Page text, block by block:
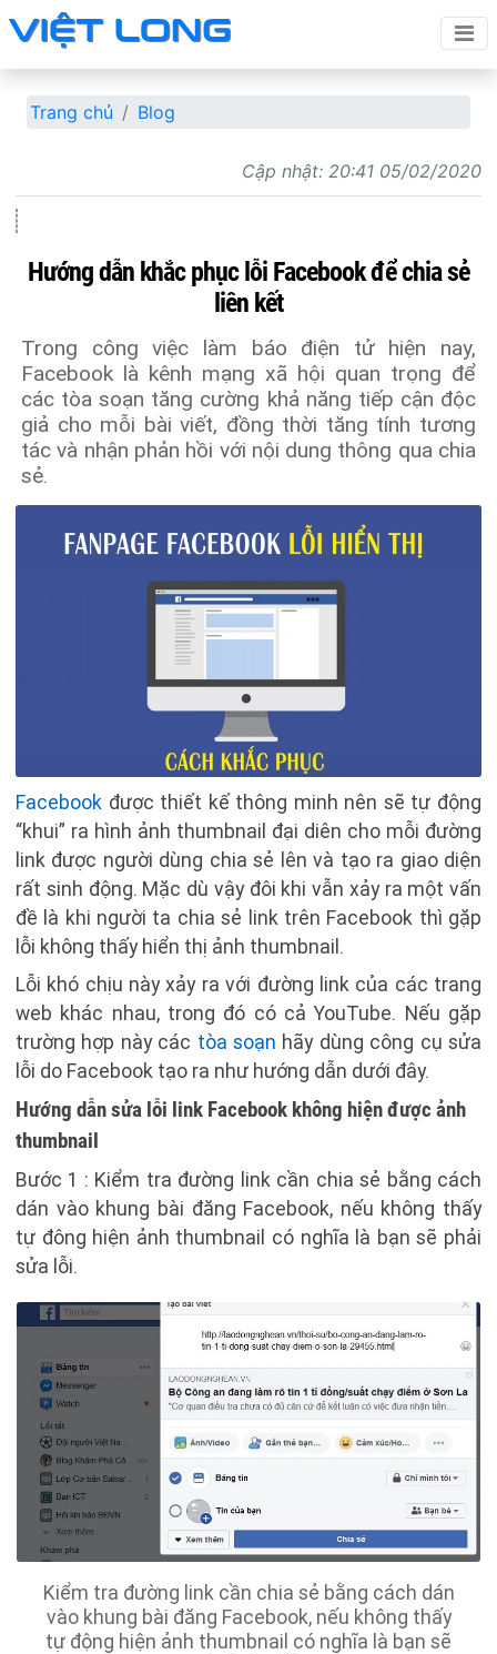
Trang chủ Blog
Cập nhật: 20:41 05/02/2020
Hướng dẫn khắc phục lỗi Facebook để chia sẻ
liên kết
Trong công việc làm báo điện tử hiện nay,
Facebook là kênh mạng xã hội quan trọng để
các tòa soạn tăng cường khả năng tiếp cận độc
giả cho mỗi bài viết, đồng thời tăng tính tương
tác và nhận phản hồi với nội dung thông qua chia
sẻ.
Facebook được thiết kế thông minh nên sẽ tự động
“khui” ra hình ảnh thumbnail đại diên cho mỗi đường
link được người dùng chia sẻ lên và tạo ra giao diện
rất sinh động. Mặc dù vậy đôi khi vẫn xảy ra một vấn
đề là khi người ta chia sẻ link trên Facebook thì gặp
lỗi không thấy hiển thị ảnh thumbnail.
Lỗi khó chịu này xảy ra với đường link của các trang
web khác nhau, trong đó có cả YouTube. Nếu gặp
trường hợp này các tòa soạn hãy dùng công cụ sửa
lỗi do Facebook tạo ra như hướng dẫn dưới đây.
Hướng dẫn sửa lỗi link Facebook không hiện được ảnh
thumbnail
Bước 1 : Kiểm tra đường link cần chia sẻ bằng cách
dán vào khung bài đăng Facebook, nếu không thấy
tự đông hiện ảnh thumbnail có nghĩa là bạn sẽ phải
sửa lỗi.
Kiểm tra đường link cần chia sẻ bằng cách dán
vào khung bài đăng Facebook, nếu không thấy
tự động hiện ảnh thumbnail có nghĩa là bạn sẽ